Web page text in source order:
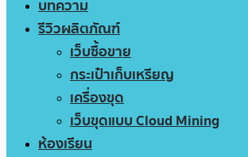
บทความ
รีวิวผลิตภัณฑ์
เว็บซื้อขาย
กระเป๋าเก็บเหรียญ
เครื่องขุด
เว็บขุดแบบ Cloud Mining
ห้องเรียน